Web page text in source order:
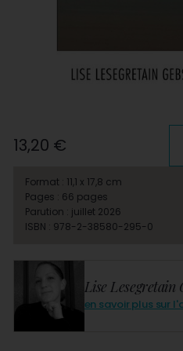
Lise Lesegretain
en savoir plus sur
13,20 €
Format : 11,1 x 17,8 cm
Pages : 66 pages
Parution : juillet 2026
ISBN : 978-2-38580-295-0